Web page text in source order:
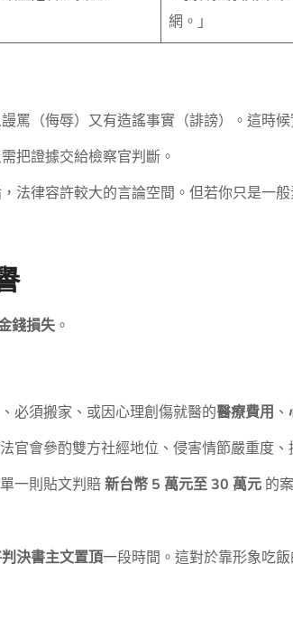
網。」
罵（侮辱）又有造謠事實（誹謗）。這時
把證據交給檢察官判斷。
法律容許較大的言論空間。但若你只是一
錢損失。
必須搬家、或因心理創傷就醫的醫療費用 、
官會參酌雙方社經地位、侵害情節嚴重度
一則貼文判賠新台幣 5 萬元至 30 萬元 的
決書主文置頂一段時間。這對於靠形象吃